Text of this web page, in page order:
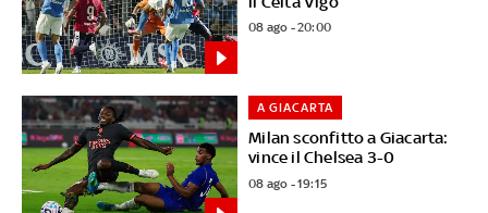
08 ago - 20:00
Milan sconfitto a Giacarta:
vince il Chelsea 3-0
A GIACARTA
08 ago - 19:15